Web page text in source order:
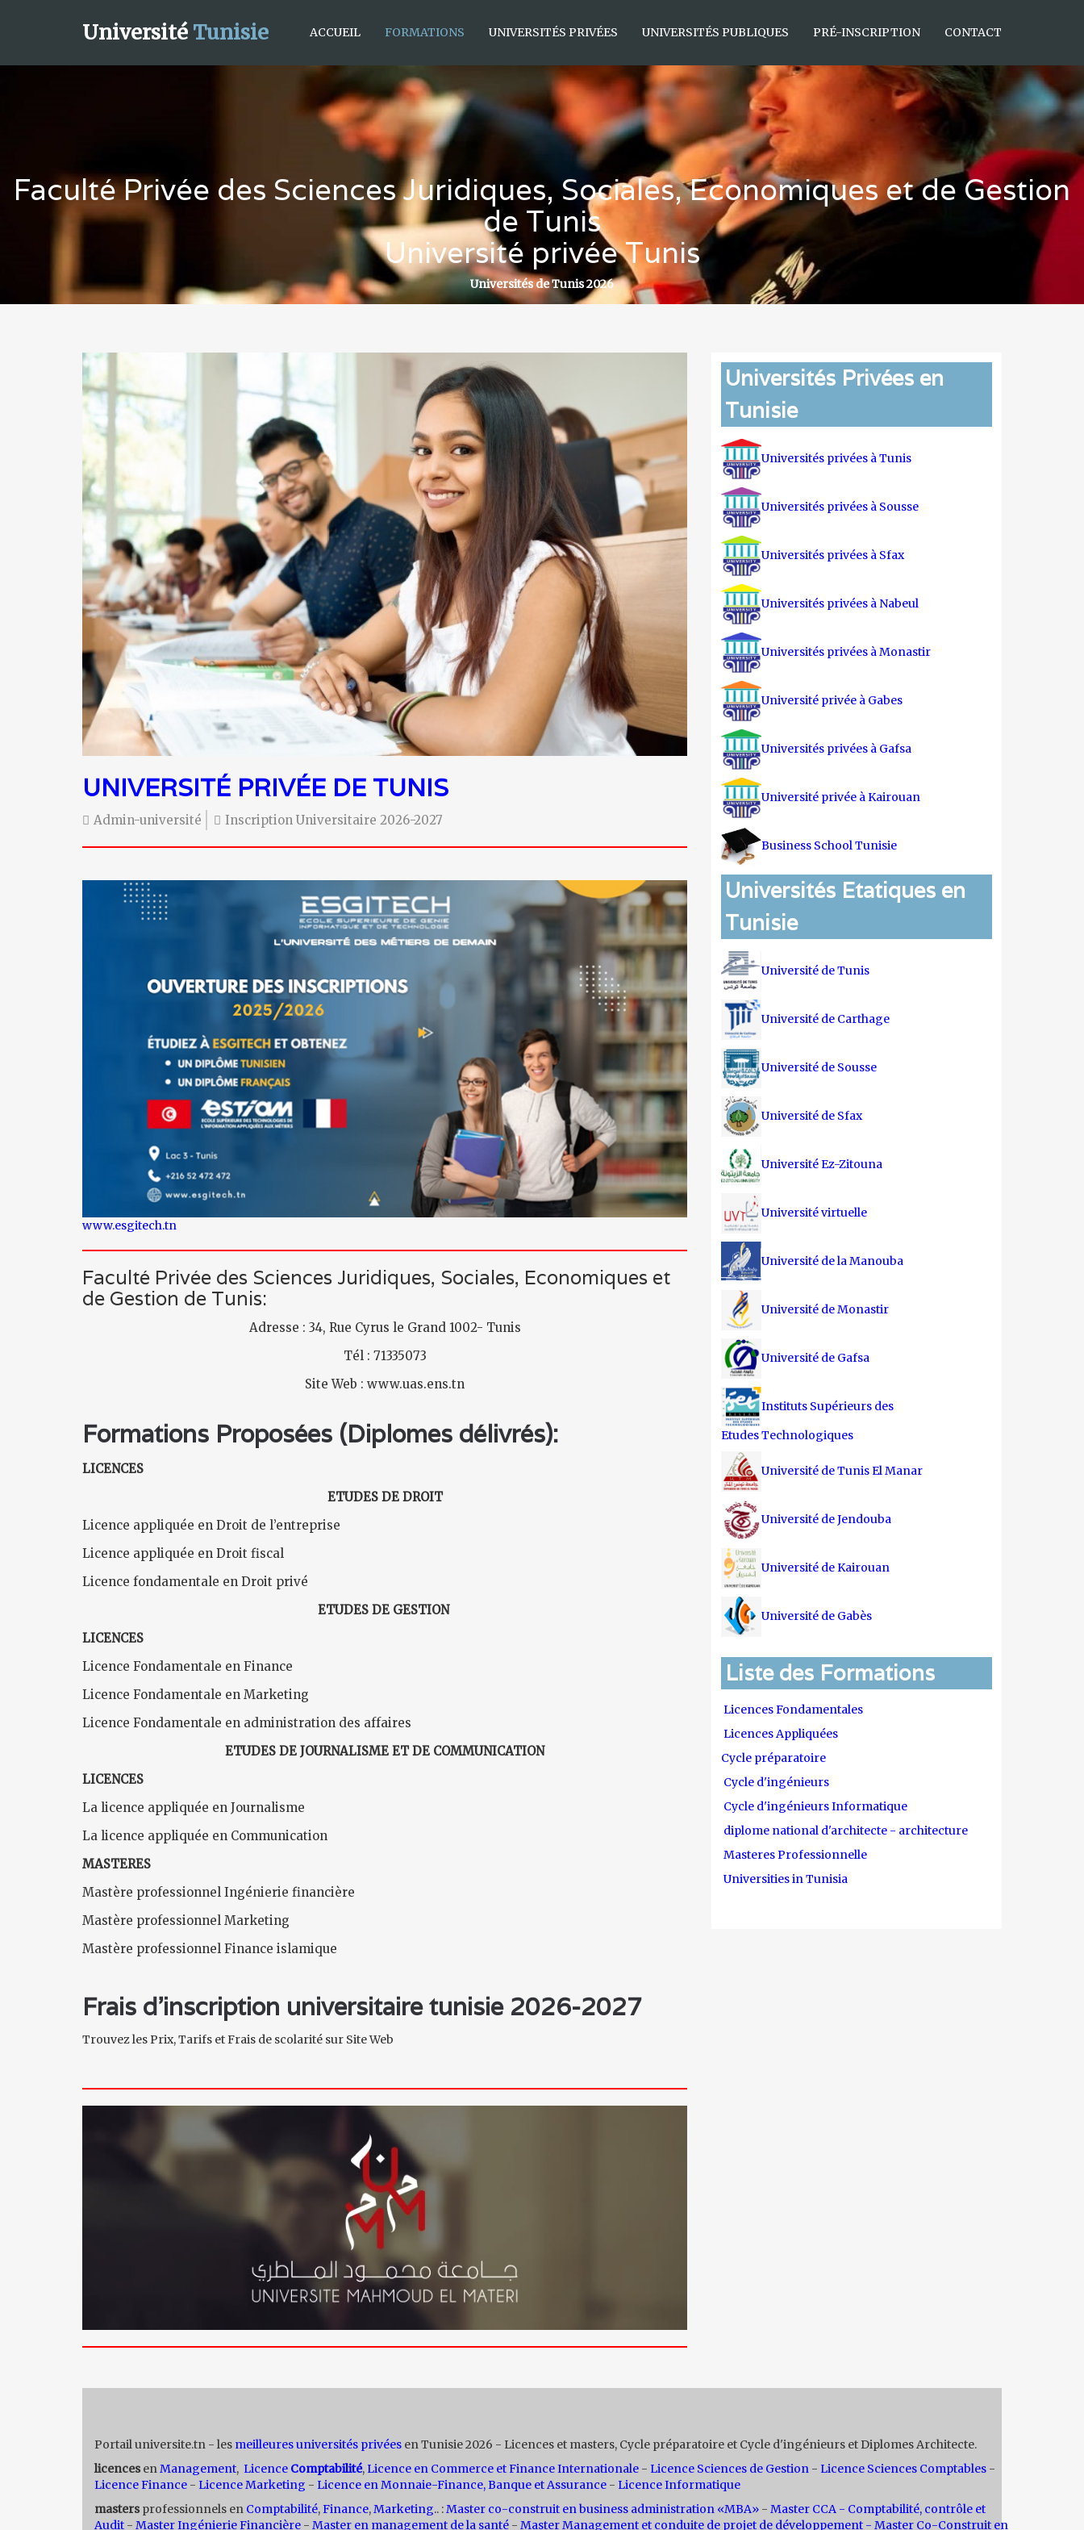
Université Tunisie ACCUEIL FORMATIONS UNIVERSITÉS PRIVÉES UNIVERSITÉS PUBLIQUES PRÉ-INSCRIPTION CONTACT
Faculté Privée des Sciences Juridiques, Sociales, Economiques et de Gestion
de Tunis
Université privée Tunis
Universités de Tunis 2026
UNIVERSITÉ PRIVÉE DE TUNIS
Admin-université Inscription Universitaire 2026-2027
www.esgitech.tn
Faculté Privée des Sciences Juridiques, Sociales, Economiques et
de Gestion de Tunis:
Adresse : 34, Rue Cyrus le Grand 1002- Tunis
Tél : 71335073
Site Web : www.uas.ens.tn
Formations Proposées (Diplomes délivrés):
LICENCES
ETUDES DE DROIT
Licence appliquée en Droit de l’entreprise
Licence appliquée en Droit fiscal
Licence fondamentale en Droit privé
ETUDES DE GESTION
LICENCES
Licence Fondamentale en Finance
Licence Fondamentale en Marketing
Licence Fondamentale en administration des affaires
ETUDES DE JOURNALISME ET DE COMMUNICATION
LICENCES
La licence appliquée en Journalisme
La licence appliquée en Communication
MASTERES
Mastère professionnel Ingénierie financière
Mastère professionnel Marketing
Mastère professionnel Finance islamique
Frais d'inscription universitaire tunisie 2026-2027
Trouvez les Prix, Tarifs et Frais de scolarité sur Site Web
Universités Privées en
Tunisie
Universités privées à Tunis
Universités privées à Sousse
Universités privées à Sfax
Universités privées à Nabeul
Universités privées à Monastir
Université privée à Gabes
Universités privées à Gafsa
Université privée à Kairouan
Business School Tunisie
Universités Etatiques en
Tunisie
Université de Tunis
Université de Carthage
Université de Sousse
Université de Sfax
Université Ez-Zitouna
Université virtuelle
Université de la Manouba
Université de Monastir
Université de Gafsa
Instituts Supérieurs des
Etudes Technologiques
Université de Tunis El Manar
Université de Jendouba
Université de Kairouan
Université de Gabès
Liste des Formations
Licences Fondamentales
Licences Appliquées
Cycle préparatoire
Cycle d'ingénieurs
Cycle d'ingénieurs Informatique
diplome national d'architecte - architecture
Masteres Professionnelle
Universities in Tunisia
Portail universite.tn - les meilleures universités privées en Tunisie 2026 - Licences et masters, Cycle préparatoire et Cycle d'ingénieurs et Diplomes Architecte.
licences enManagement, Licence Comptabilité, Licence en Commerce et Finance Internationale - Licence Sciences de Gestion - Licence Sciences Comptables -
Licence Finance - Licence Marketing - Licence en Monnaie-Finance, Banque et Assurance - Licence Informatique
masters professionnels en Comptabilité,Finance,Marketing.. :Master co-construit en business administration «MBA» - Master CCA - Comptabilité, contrôle et
Audit - Master Ingénierie Financière - Master en management de la santé - Master Management et conduite de projet de développement - Master Co-Construit en